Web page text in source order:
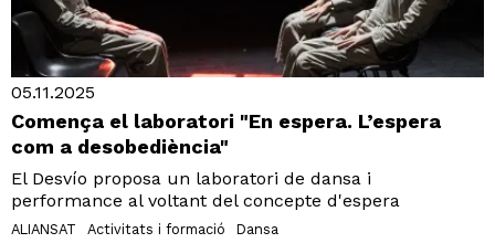
05.11.2025
Comença el laboratori "En espera. L’espera
com a desobediència"
El Desvío proposa un laboratori de dansa i
performance al voltant del concepte d'espera
ALIANSAT Activitats i formació Dansa